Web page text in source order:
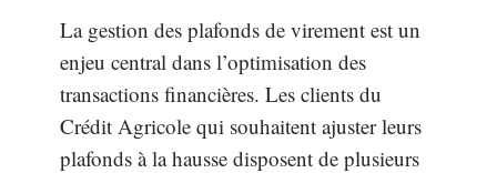
La gestion des plafonds de virement est un
enjeu central dans l’optimisation des
transactions financières. Les clients du
Crédit Agricole qui souhaitent ajuster leurs
plafonds à la hausse disposent de plusieurs